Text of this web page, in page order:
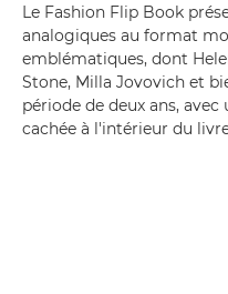
Le Fashion Flip Book
analogiques au format
emblématiques, dont
Stone, Milla Jovovich et
période de deux ans,
cachée à l'intérieur du